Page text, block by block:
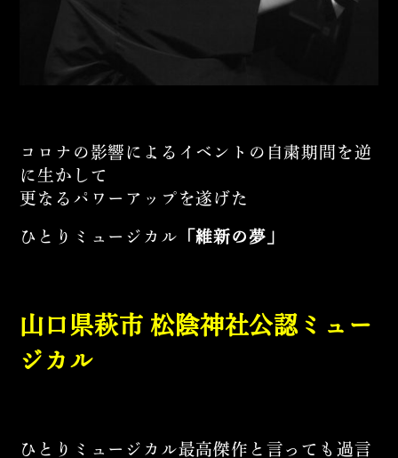
コロナの影響によるイベントの自粛期間を逆
に生かして
更なるパワーアップを遂げた
ひとりミュージカル 「維新の夢」
山口県萩市 松陰神社公認ミュー
ジカル
ひとりミュージカル最高傑作と言っても過言